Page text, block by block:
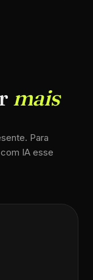
mais
Para
IA esse